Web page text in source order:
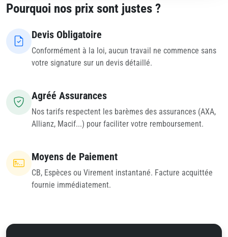
Pourquoi nos prix sont justes ?
Devis Obligatoire
Conformément à la loi, aucun travail ne commence sans
votre signature sur un devis détaillé.
Agréé Assurances
Nos tarifs respectent les barèmes des assurances (AXA,
Allianz, Macif...) pour faciliter votre remboursement.
Moyens de Paiement
CB, Espèces ou Virement instantané. Facture acquittée
fournie immédiatement.